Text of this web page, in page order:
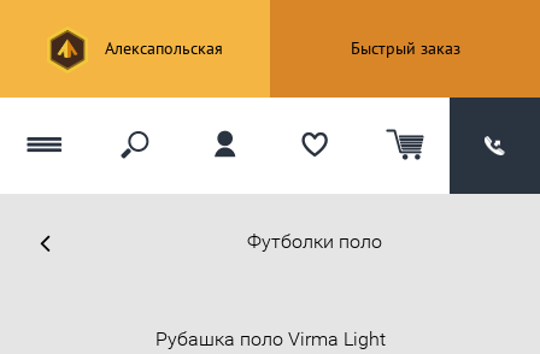
Алексапольская Быстрый заказ
Футболки поло
Рубашка поло Virma Light